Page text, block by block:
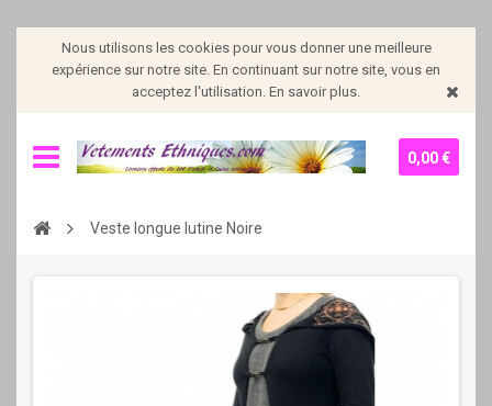
Nous utilisons les cookies pour vous donner une meilleure
expérience sur notre site. En continuant sur notre site, vous en
acceptez l'utilisation. En savoir plus.
0,00 €
Veste longue lutine Noire